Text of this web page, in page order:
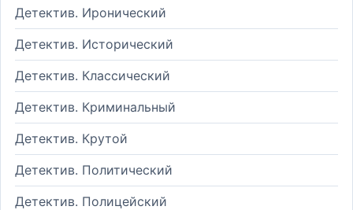
Детектив. Иронический
Детектив. Исторический
Детектив. Классический
Детектив. Криминальный
Детектив. Крутой
Детектив. Политический
Детектив. Полицейский